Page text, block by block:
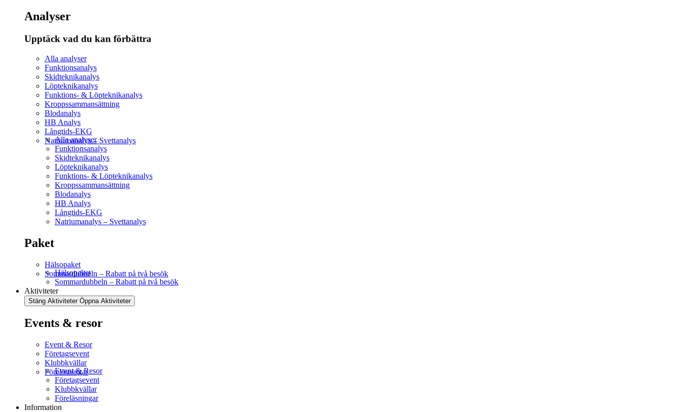
Analyser
Upptäck vad du kan förbättra​
Alla analyser
Funktionsanalys
Skidteknikanalys
Löpteknikanalys
Funktions- & Löpteknikanalys
Kroppssammansättning
Blodanalys
HB Analys
Långtids-EKG
Natriumanalys – Svettanalys
Alla analyser
Funktionsanalys
Skidteknikanalys
Löpteknikanalys
Funktions- & Löpteknikanalys
Kroppssammansättning
Blodanalys
HB Analys
Långtids-EKG
Natriumanalys – Svettanalys
Paket
Hälsopaket
Sommardubbeln – Rabatt på två besök
Hälsopaket
Sommardubbeln – Rabatt på två besök
Aktiviteter
Stäng Aktiviteter Öppna Aktiviteter
Events & resor
Event & Resor
Företagsevent
Klubbkvällar
Föreläsningar
Event & Resor
Företagsevent
Klubbkvällar
Föreläsningar
Information